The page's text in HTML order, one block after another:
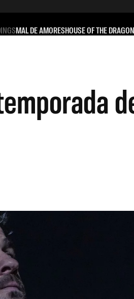
MAL DE AMORESHOUSE OF THE DRAGON